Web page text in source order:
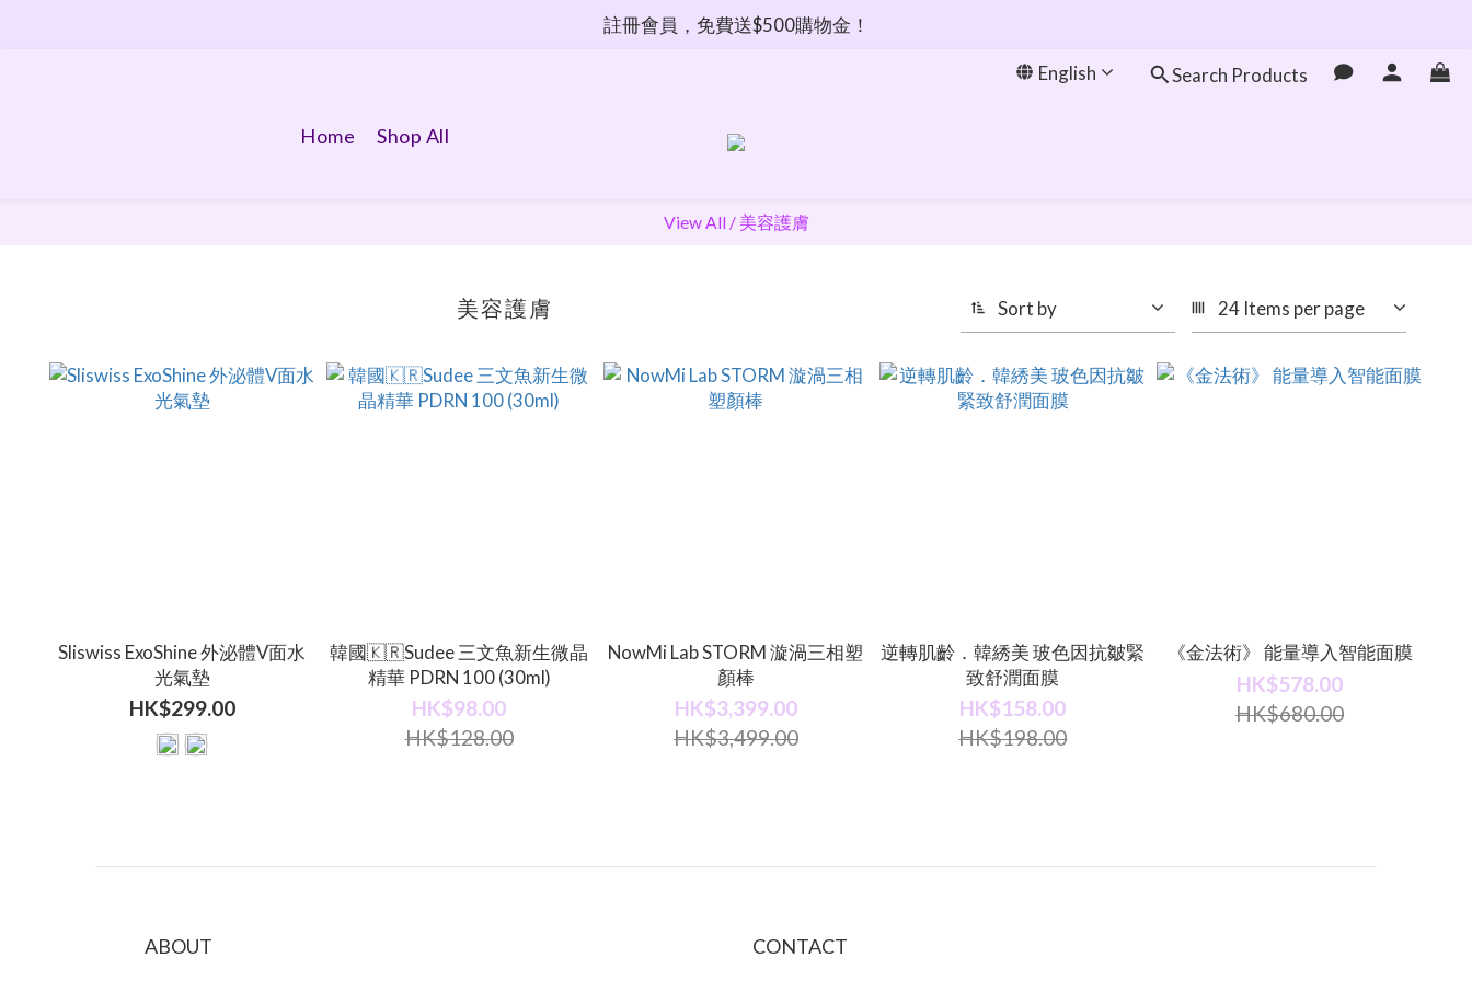
註冊會員，免費送$500購物金！
English Search Products
Home Shop All
View All/ 美容護膚
美容護膚 Sort by 24 Items per page
Sliswiss ExoShine 外泌體V面水
光氣墊
HK$299.00
韓國🇰🇷Sudee 三文魚新生微晶
精華 PDRN 100 (30ml)
HK$98.00
HK$128.00
NowMi Lab STORM 漩渦三相塑
顏棒
HK$3,399.00
HK$3,499.00
逆轉肌齡．韓綉美 玻色因抗皺緊
致舒潤面膜
HK$158.00
HK$198.00
《金法術》 能量導入智能面膜
HK$578.00
HK$680.00
ABOUT CONTACT